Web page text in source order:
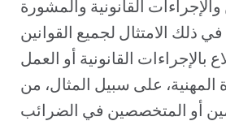
والإجراءات القانونية والمشورة
في ذلك الامتثال لجميع القوانين
بالإجراءات القانونية أو العمل
المهنية، على سبيل المثال، من